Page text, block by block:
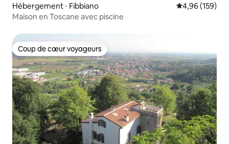
Hébergement ⋅ Fibbiano Évaluation
4,96 (159)
Maison en Toscane avec piscine
Coup de cœur voyageurs
Coup de cœur voyageurs